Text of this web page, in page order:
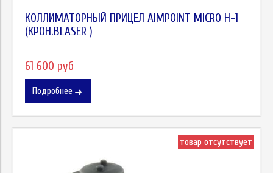
КОЛЛИМАТОРНЫЙ ПРИЦЕЛ AIMPOINT MICRO H-1
(КРОН.BLASER )
61 600 руб
Подробнее
товар отсутствует